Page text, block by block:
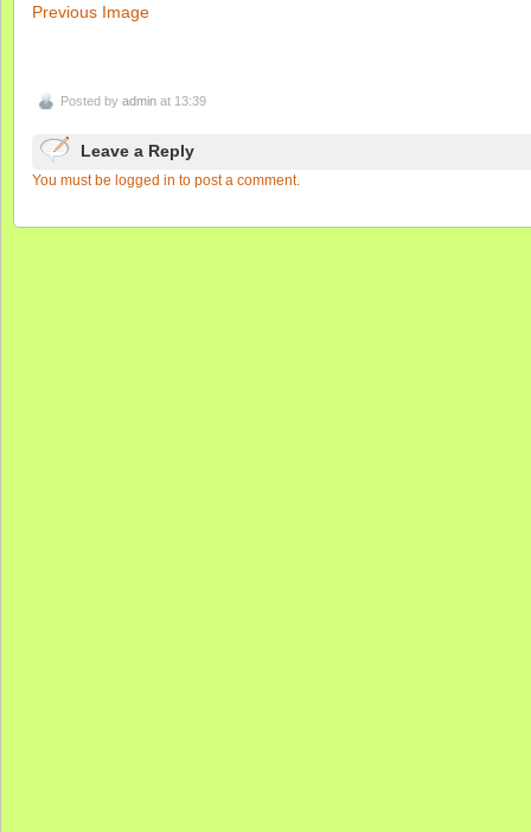
Previous Image
Posted by admin at 13:39
Leave a Reply
You must be logged in to post a comment.